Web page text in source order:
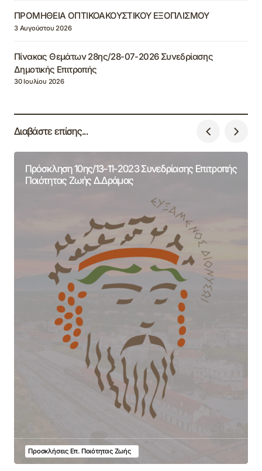
ΠΡΟΜΗΘΕΙΑ ΟΠΤΙΚΟΑΚΟΥΣΤΙΚΟΥ ΕΞΟΠΛΙΣΜΟΥ
3 Αυγούστου 2026
Πίνακας Θεμάτων 28ης/28-07-2026 Συνεδρίασης
Δημοτικής Επιτροπής
30 Ιουλίου 2026
Διαβάστε επίσης...
Πρόσκληση 10ης/13-11-2023 Συνεδρίασης Επιτροπής
Ποιότητας Ζωής Δ.Δράμας
Προσκλήσεις Επ. Ποιότητας Ζωής